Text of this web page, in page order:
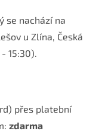
se nachází na
u Zlína, Česká
15:30).
přes platební
zdarma